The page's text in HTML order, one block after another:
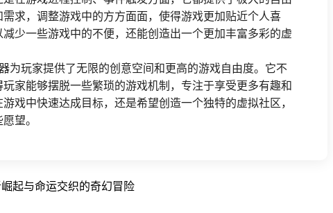
求，调整游戏中的方方面面，使得游戏更加贴近个人喜
少一些游戏中的不便，还能创造出一个更加丰富多彩的虚
为玩家提供了无限的创意空间和更高的游戏自由度。它不
家能够摆脱一些繁琐的游戏机制，专注于享受更多有趣和
戏中快速达成目标，还是希望创造一个独特的虚拟社区，
望。
起与命运交织的奇幻冒险